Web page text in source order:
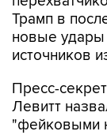
Трамп в
новые удары
источников
Пресс-
Левитт
"фейковыми